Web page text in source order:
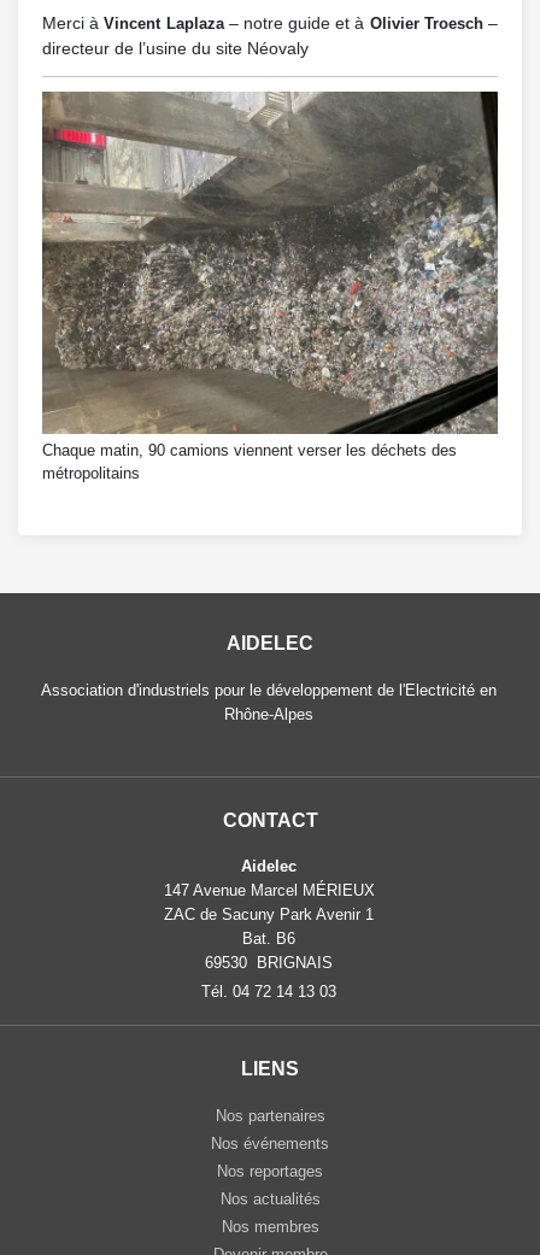
Merci àVincent Laplaza– notre guide et à Olivier Troesch–
directeur de l’usine du site Néovaly
Chaque matin, 90 camions viennent verser les déchets des
métropolitains
AIDELEC
Association d'industriels pour le développement de l'Electricité en
Rhône-Alpes
CONTACT
Aidelec
147 Avenue Marcel MÉRIEUX
ZAC de Sacuny Park Avenir 1
Bat. B6
69530 BRIGNAIS
Tél. 04 72 14 13 03
LIENS
Nos partenaires
Nos événements
Nos reportages
Nos actualités
Nos membres